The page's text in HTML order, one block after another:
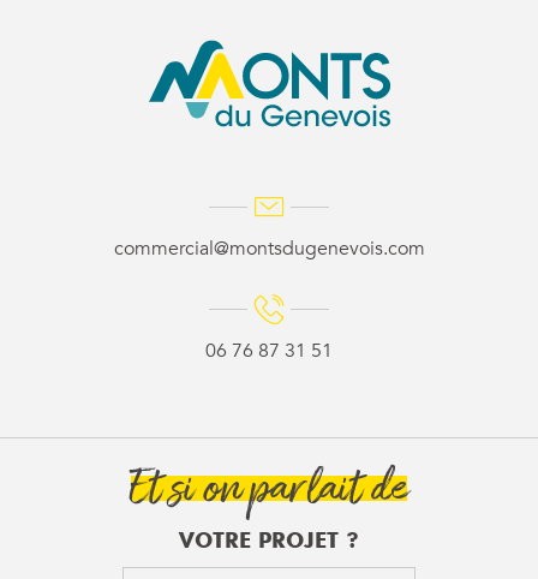
commercial@montsdugenevois.com
06 76 87 31 51
Et si on parlait de
VOTRE PROJET ?